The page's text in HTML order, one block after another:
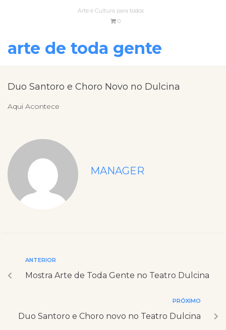
Arte e Cultura para todos
0
arte de toda gente
Duo Santoro e Choro Novo no Dulcina
Aqui Acontece
MANAGER
ANTERIOR
Mostra Arte de Toda Gente no Teatro Dulcina
PRÓXIMO
Duo Santoro e Choro novo no Teatro Dulcina